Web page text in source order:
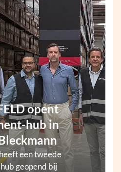
opent
hub in
een tweede
geopend bij